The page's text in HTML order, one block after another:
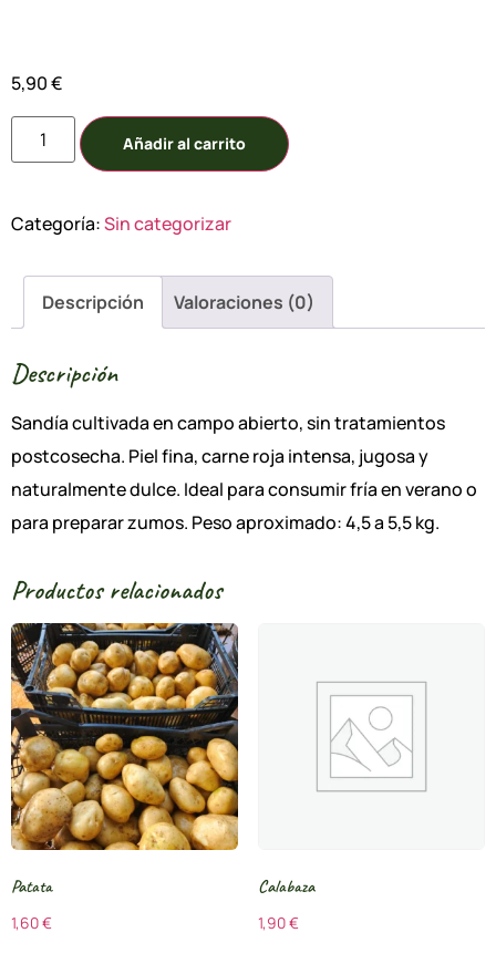
5,90€
Añadir al carrito
Categoría:Sin categorizar
Descripción Valoraciones (0)
Descripción
Sandía cultivada en campo abierto, sin tratamientos
postcosecha. Piel fina, carne roja intensa, jugosa y
naturalmente dulce. Ideal para consumir fría en verano o
para preparar zumos. Peso aproximado: 4,5 a 5,5 kg.
Productos relacionados
Patata
1,60€
Calabaza
1,90€